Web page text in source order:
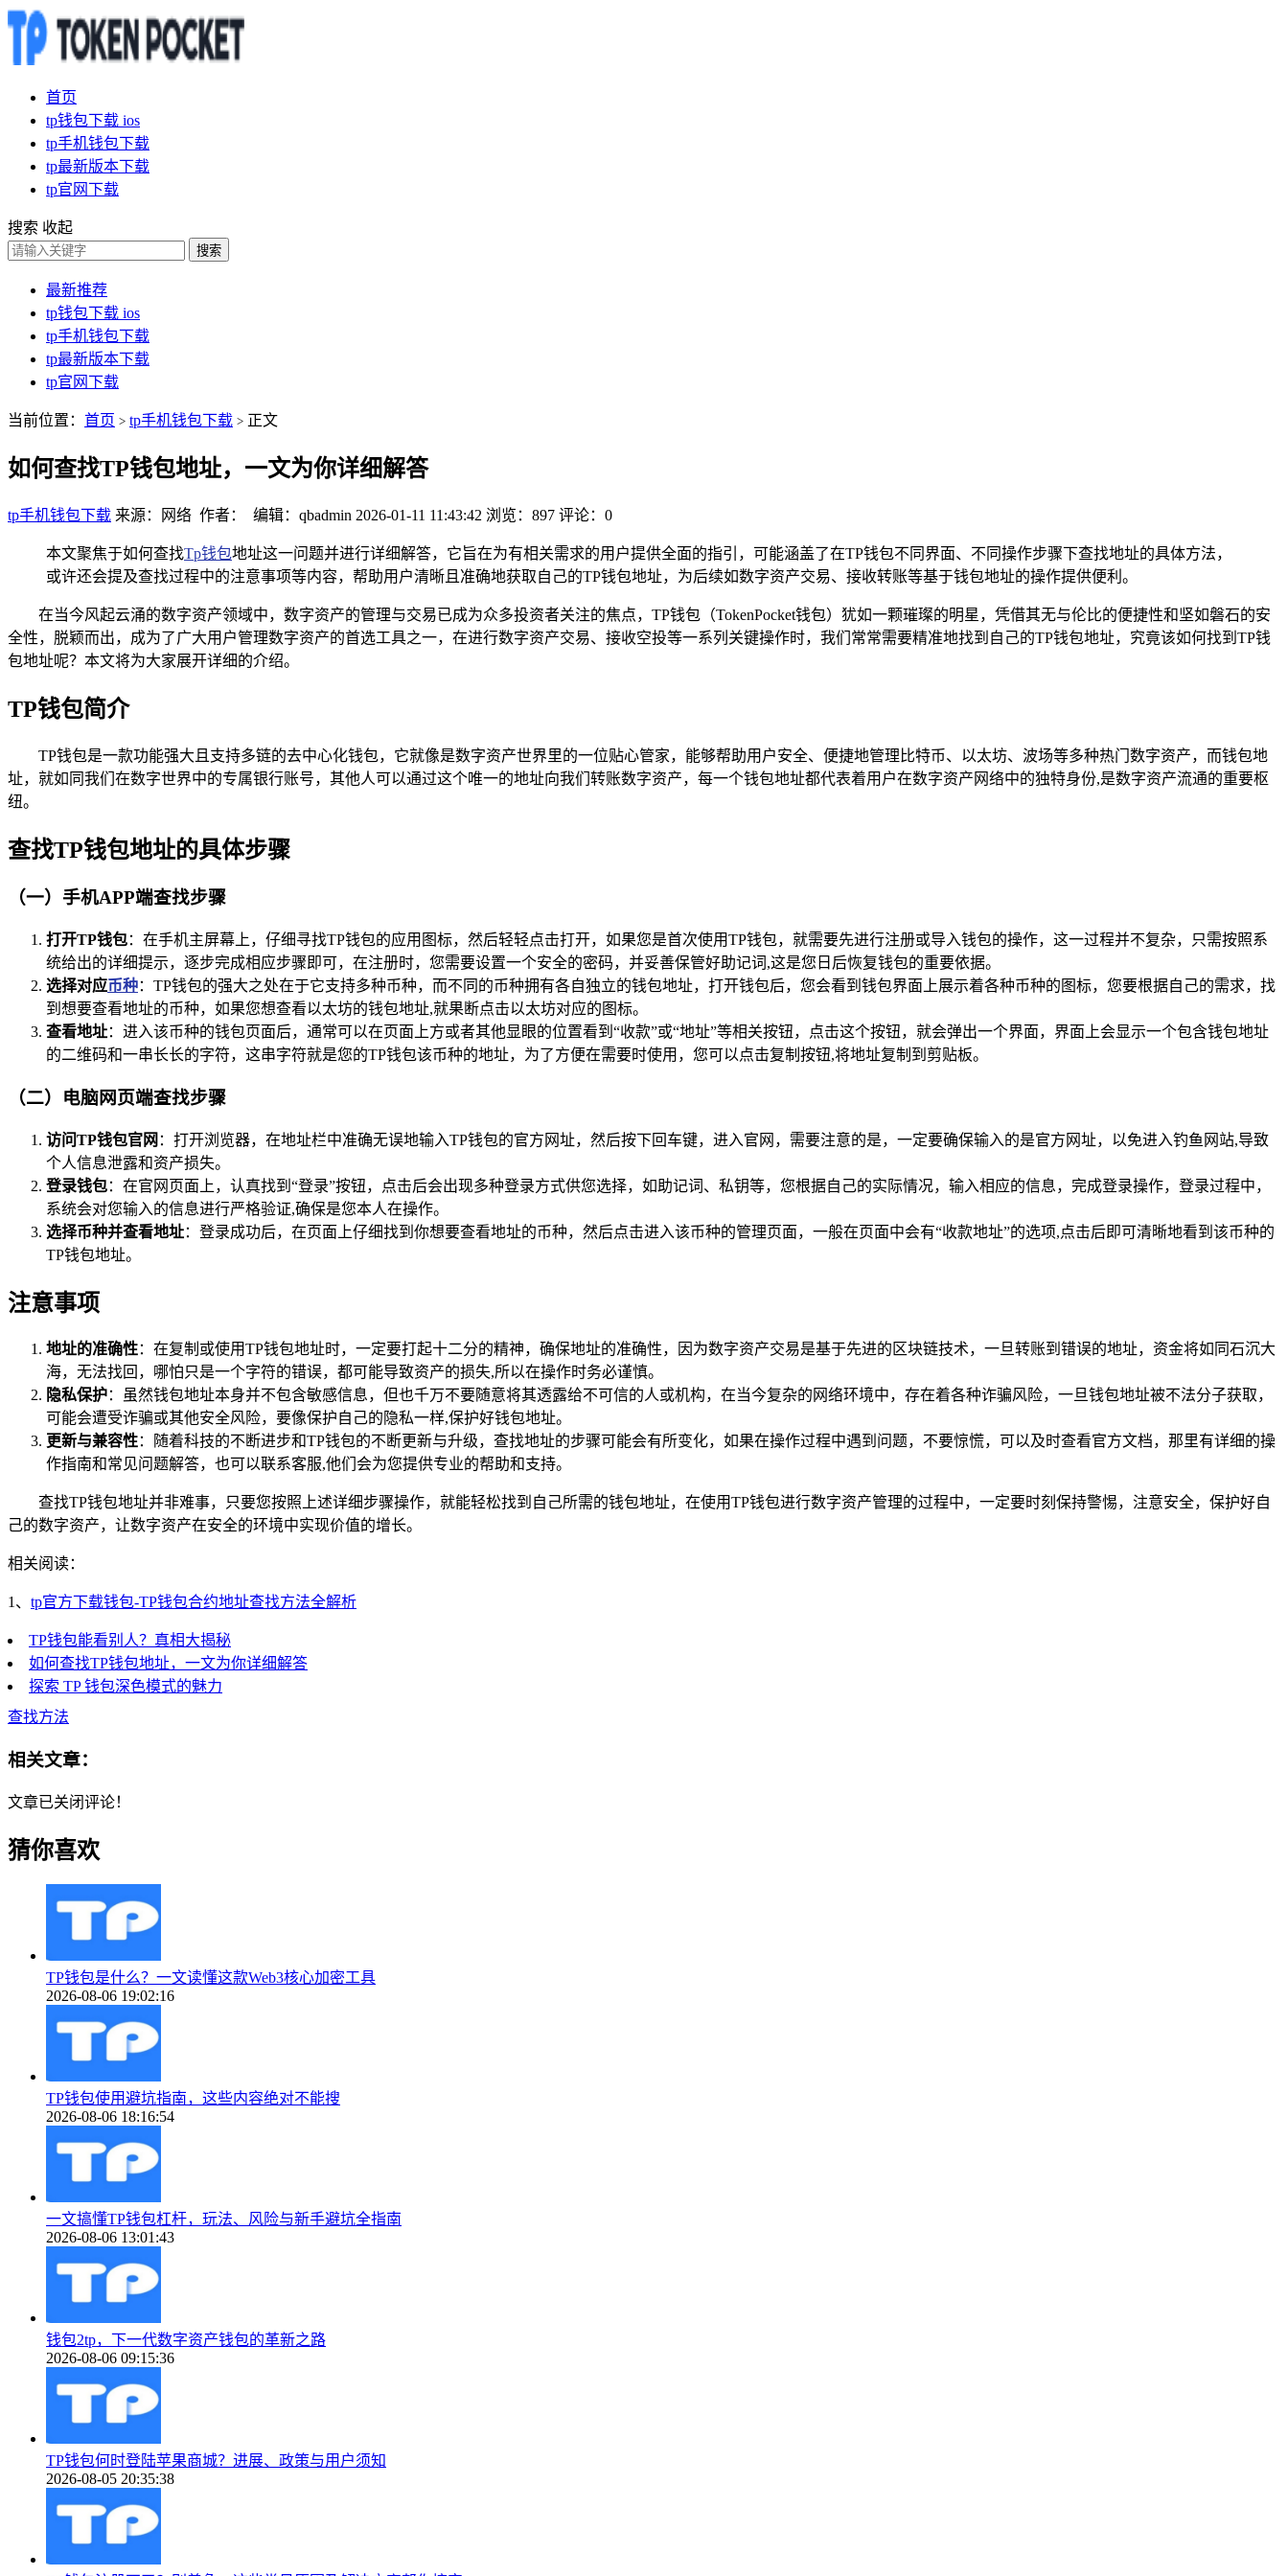
首页
tp钱包下载 ios
tp手机钱包下载
tp最新版本下载
tp官网下载
搜索 收起
搜索
最新推荐
tp钱包下载 ios
tp手机钱包下载
tp最新版本下载
tp官网下载
当前位置： 首页 > tp手机钱包下载 > 正文
如何查找TP钱包地址，一文为你详细解答
tp手机钱包下载 来源：网络 作者： 编辑：qbadmin 2026-01-11 11:43:42 浏览：897 评论：0
本文聚焦于如何查找Tp钱包地址这一问题并进行详细解答，它旨在为有相关需求的用户提供全面的指引，可能涵盖了在TP钱包不同界面、不同操作步骤下查找地址的具体方法，
或许还会提及查找过程中的注意事项等内容，帮助用户清晰且准确地获取自己的TP钱包地址，为后续如数字资产交易、接收转账等基于钱包地址的操作提供便利。
在当今风起云涌的数字资产领域中，数字资产的管理与交易已成为众多投资者关注的焦点，TP钱包（TokenPocket钱包）犹如一颗璀璨的明星，凭借其无与伦比的便捷性和坚如磐石的安
全性，脱颖而出，成为了广大用户管理数字资产的首选工具之一，在进行数字资产交易、接收空投等一系列关键操作时，我们常常需要精准地找到自己的TP钱包地址，究竟该如何找到TP钱
包地址呢？本文将为大家展开详细的介绍。
TP钱包简介
TP钱包是一款功能强大且支持多链的去中心化钱包，它就像是数字资产世界里的一位贴心管家，能够帮助用户安全、便捷地管理比特币、以太坊、波场等多种热门数字资产，而钱包地
址，就如同我们在数字世界中的专属银行账号，其他人可以通过这个唯一的地址向我们转账数字资产，每一个钱包地址都代表着用户在数字资产网络中的独特身份,是数字资产流通的重要枢
纽。
查找TP钱包地址的具体步骤
（一）手机APP端查找步骤
打开TP钱包：在手机主屏幕上，仔细寻找TP钱包的应用图标，然后轻轻点击打开，如果您是首次使用TP钱包，就需要先进行注册或导入钱包的操作，这一过程并不复杂，只需按照系
统给出的详细提示，逐步完成相应步骤即可，在注册时，您需要设置一个安全的密码，并妥善保管好助记词,这是您日后恢复钱包的重要依据。
选择对应币种：TP钱包的强大之处在于它支持多种币种，而不同的币种拥有各自独立的钱包地址，打开钱包后，您会看到钱包界面上展示着各种币种的图标，您要根据自己的需求，找
到想要查看地址的币种，如果您想查看以太坊的钱包地址,就果断点击以太坊对应的图标。
查看地址：进入该币种的钱包页面后，通常可以在页面上方或者其他显眼的位置看到“收款”或“地址”等相关按钮，点击这个按钮，就会弹出一个界面，界面上会显示一个包含钱包地址
的二维码和一串长长的字符，这串字符就是您的TP钱包该币种的地址，为了方便在需要时使用，您可以点击复制按钮,将地址复制到剪贴板。
（二）电脑网页端查找步骤
访问TP钱包官网 ：打开浏览器，在地址栏中准确无误地输入TP钱包的官方网址，然后按下回车键，进入官网，需要注意的是，一定要确保输入的是官方网址，以免进入钓鱼网站,导致
个人信息泄露和资产损失。
登录钱包：在官网页面上，认真找到“登录”按钮，点击后会出现多种登录方式供您选择，如助记词、私钥等，您根据自己的实际情况，输入相应的信息，完成登录操作，登录过程中，
系统会对您输入的信息进行严格验证,确保是您本人在操作。
选择币种并查看地址：登录成功后，在页面上仔细找到你想要查看地址的币种，然后点击进入该币种的管理页面，一般在页面中会有“收款地址”的选项,点击后即可清晰地看到该币种的
TP钱包地址。
注意事项
地址的准确性：在复制或使用TP钱包地址时，一定要打起十二分的精神，确保地址的准确性，因为数字资产交易是基于先进的区块链技术，一旦转账到错误的地址，资金将如同石沉大
海，无法找回，哪怕只是一个字符的错误，都可能导致资产的损失,所以在操作时务必谨慎。
隐私保护：虽然钱包地址本身并不包含敏感信息，但也千万不要随意将其透露给不可信的人或机构，在当今复杂的网络环境中，存在着各种诈骗风险，一旦钱包地址被不法分子获取，
可能会遭受诈骗或其他安全风险，要像保护自己的隐私一样,保护好钱包地址。
更新与兼容性：随着科技的不断进步和TP钱包的不断更新与升级，查找地址的步骤可能会有所变化，如果在操作过程中遇到问题，不要惊慌，可以及时查看官方文档，那里有详细的操
作指南和常见问题解答，也可以联系客服,他们会为您提供专业的帮助和支持。
查找TP钱包地址并非难事，只要您按照上述详细步骤操作，就能轻松找到自己所需的钱包地址，在使用TP钱包进行数字资产管理的过程中，一定要时刻保持警惕，注意安全，保护好自
己的数字资产，让数字资产在安全的环境中实现价值的增长。
相关阅读：
1、 tp官方下载钱包-TP钱包合约地址查找方法全解析
TP钱包能看别人？真相大揭秘
如何查找TP钱包地址，一文为你详细解答
探索 TP 钱包深色模式的魅力
查找方法
相关文章：
文章已关闭评论！
猜你喜欢
TP钱包是什么？一文读懂这款Web3核心加密工具
2026-08-06 19:02:16
TP钱包使用避坑指南，这些内容绝对不能搜
2026-08-06 18:16:54
一文搞懂TP钱包杠杆，玩法、风险与新手避坑全指南
2026-08-06 13:01:43
钱包2tp，下一代数字资产钱包的革新之路
2026-08-06 09:15:36
TP钱包何时登陆苹果商城？进展、政策与用户须知
2026-08-05 20:35:38